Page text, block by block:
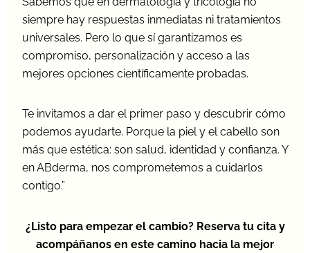
siempre hay respuestas inmediatas ni tratamientos
universales. Pero lo que sí garantizamos es
compromiso, personalización y acceso a las
mejores opciones científicamente probadas.
Te invitamos a dar el primer paso y descubrir cómo
podemos ayudarte. Porque la piel y el cabello son
más que estética: son salud, identidad y confianza. Y
en ABderma, nos comprometemos a cuidarlos
contigo.”
¿Listo para empezar el cambio? Reserva tu cita y
acompáñanos en este camino hacia la mejor